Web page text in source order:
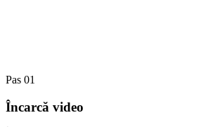
Pas 01
Încarcă video